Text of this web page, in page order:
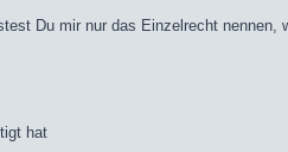
Du mir nur das Einzelrecht
hat